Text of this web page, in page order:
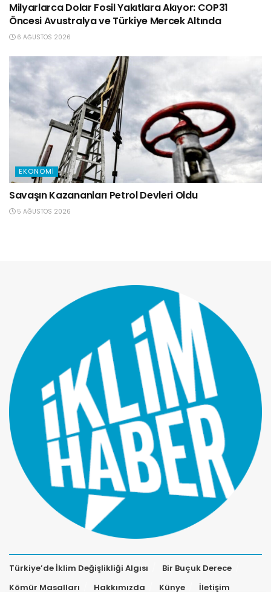
Milyarlarca Dolar Fosil Yakıtlara Akıyor: COP31
Öncesi Avustralya ve Türkiye Mercek Altında
6 AĞUSTOS 2026
EKONOMI
Savaşın Kazananları Petrol Devleri Oldu
5 AĞUSTOS 2026
Türkiye’de İklim Değişlikliği Algısı
Bir Buçuk Derece
Kömür Masalları
Hakkımızda Künye İletişim